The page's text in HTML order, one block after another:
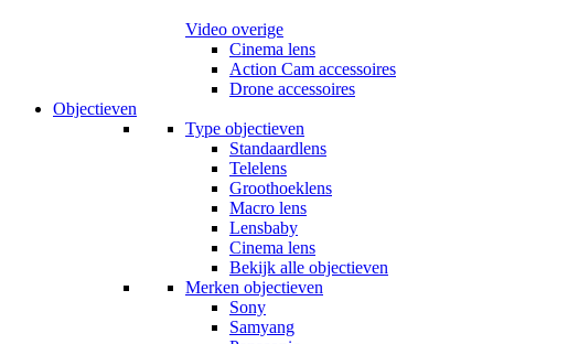
Video overige
Cinema lens
Action Cam accessoires
Drone accessoires
Objectieven
Type objectieven
Standaardlens
Telelens
Groothoeklens
Macro lens
Lensbaby
Cinema lens
Bekijk alle objectieven
Merken objectieven
Sony
Samyang